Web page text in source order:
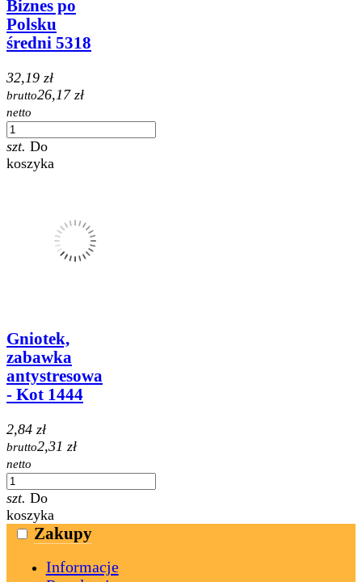
Biznes po
Polsku
średni 5318
32,19 zł
brutto26,17 zł
netto
szt. Do
koszyka
Gniotek,
zabawka
antystresowa
- Kot 1444
2,84 zł
brutto2,31 zł
netto
szt. Do
koszyka
Zakupy
Informacje